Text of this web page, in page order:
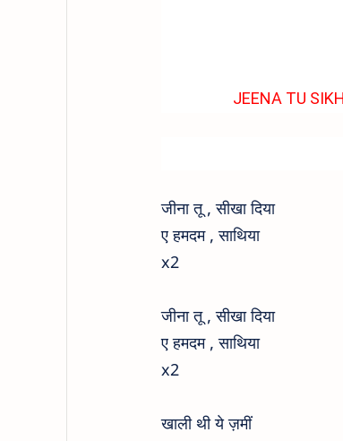
JEENA TU
जीना तू , सीखा दिया
ए हमदम , साथिया
x2
जीना तू , सीखा दिया
ए हमदम , साथिया
x2
खाली थी ये ज़मीं